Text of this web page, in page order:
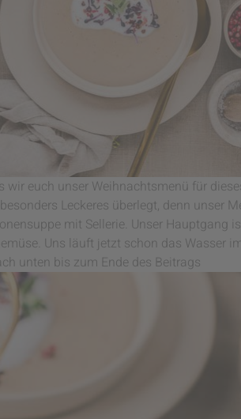
euch unser Weihnachtsmenü für
Leckeres überlegt, denn unser
mit Sellerie. Unser Hauptgang
Uns läuft jetzt schon das Wasser
unten bis zum Ende des Beitrags